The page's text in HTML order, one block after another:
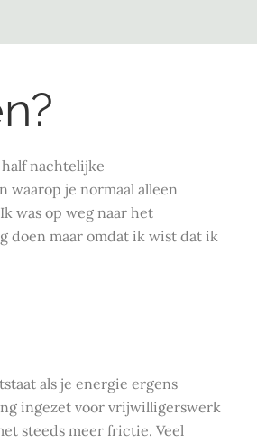
nachtelijke
waarop je normaal alleen
was op weg naar het
doen maar omdat ik wist dat ik
als je energie ergens
ingezet voor vrijwilligerswerk
steeds meer frictie. Veel